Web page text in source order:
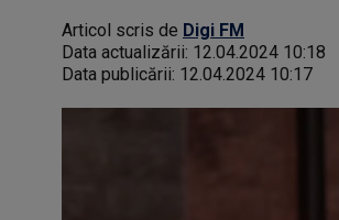
Articol scris de Digi FM
Data actualizării: 12.04.2024 10:18
Data publicării: 12.04.2024 10:17